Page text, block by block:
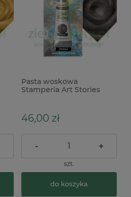
Pasta woskowa
Stamperia Art Stories
46,00 zł
- +
szt.
do koszyka